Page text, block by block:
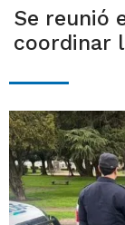
Se reunió
coordinar